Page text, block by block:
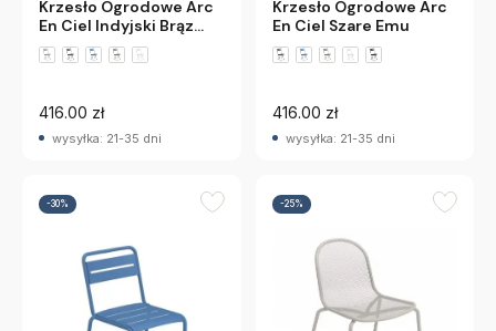
Krzesło Ogrodowe Arc
En Ciel Indyjski Brąz
Emu
416.00 zł
wysyłka: 21-35 dni
Krzesło Ogrodowe Arc
En Ciel Szare Emu
416.00 zł
wysyłka: 21-35 dni
-30% -25%